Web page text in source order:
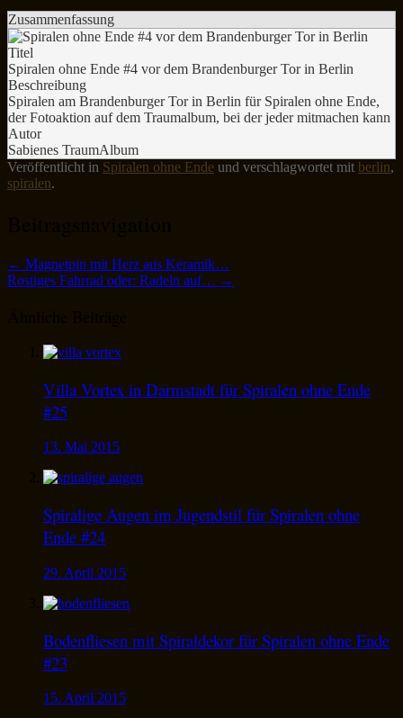
Zusammenfassung
Titel
Spiralen ohne Ende #4 vor dem Brandenburger Tor in Berlin
Beschreibung
Spiralen am Brandenburger Tor in Berlin für Spiralen ohne Ende,
der Fotoaktion auf dem Traumalbum, bei der jeder mitmachen kann
Autor
Sabienes TraumAlbum
Veröffentlicht in Spiralen ohne Ende und verschlagwortet mit berlin,
spiralen.
← Magnetpin mit Herz aus Keramik…
Rostiges Fahrrad oder: Radeln auf… →
Villa Vortex in Darmstadt für Spiralen ohne Ende
#25
13. Mai 2015
Spiralige Augen im Jugendstil für Spiralen ohne
Ende #24
29. April 2015
Bodenfliesen mit Spiraldekor für Spiralen ohne Ende
#23
15. April 2015